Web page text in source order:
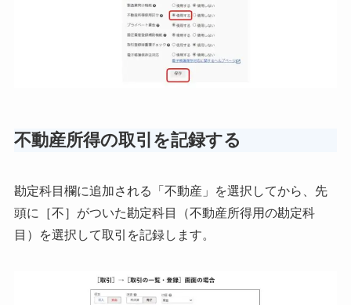
不動産所得の取引を記録する
勘定科目欄に追加される「不動産」を選択してから、先
頭に［不］がついた勘定科目（不動産所得用の勘定科
目）を選択して取引を記録します。